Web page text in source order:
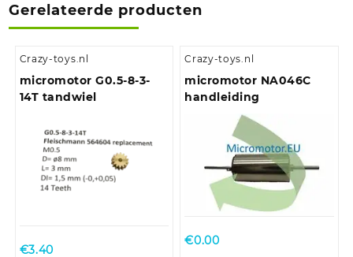
Gerelateerde producten
Crazy-toys.nl
micromotor G0.5-8-3-
14T tandwiel
€3.40
Crazy-toys.nl
micromotor NA046C
handleiding
€0.00